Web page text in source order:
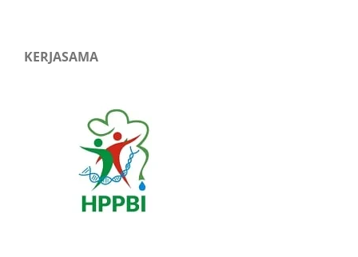
KERJASAMA